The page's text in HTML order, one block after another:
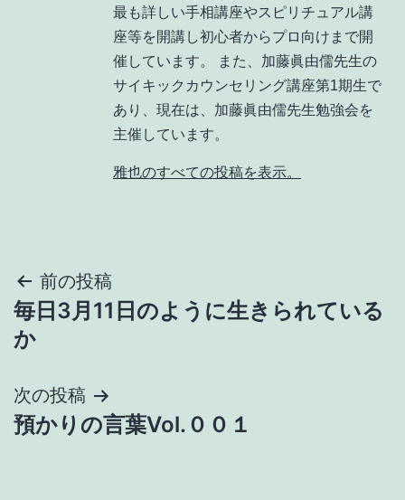
最も詳しい手相講座やスピリチュアル講
座等を開講し初心者からプロ向けまで開
催しています。 また、加藤眞由儒先生の
サイキックカウンセリング講座第1期生で
あり、現在は、加藤眞由儒先生勉強会を
主催しています。
雅也のすべての投稿を表示。
投
稿
ビ
前の投稿
毎日3月11日のように生きられている
か
次の投稿
預かりの言葉Vol.００１